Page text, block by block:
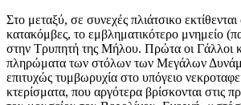
Στο μεταξύ, σε συνεχές πλιάτσικο
κατακόμβες, το εμβληματικότερο μνημείο
στην Τρυπητή της Μήλου. Πρώτα οι Γάλλοι
πληρώματα των στόλων των Μεγάλων
επιτυχώς τυμβωρυχία στο υπόγειο
κτερίσματα, που αργότερα βρίσκονται στις